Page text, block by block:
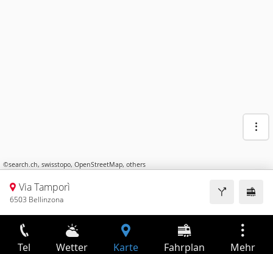
©search.ch, swisstopo, OpenStreetMap, others
Via Tamporì
6503 Bellinzona
Tel Wetter Karte Fahrplan Mehr